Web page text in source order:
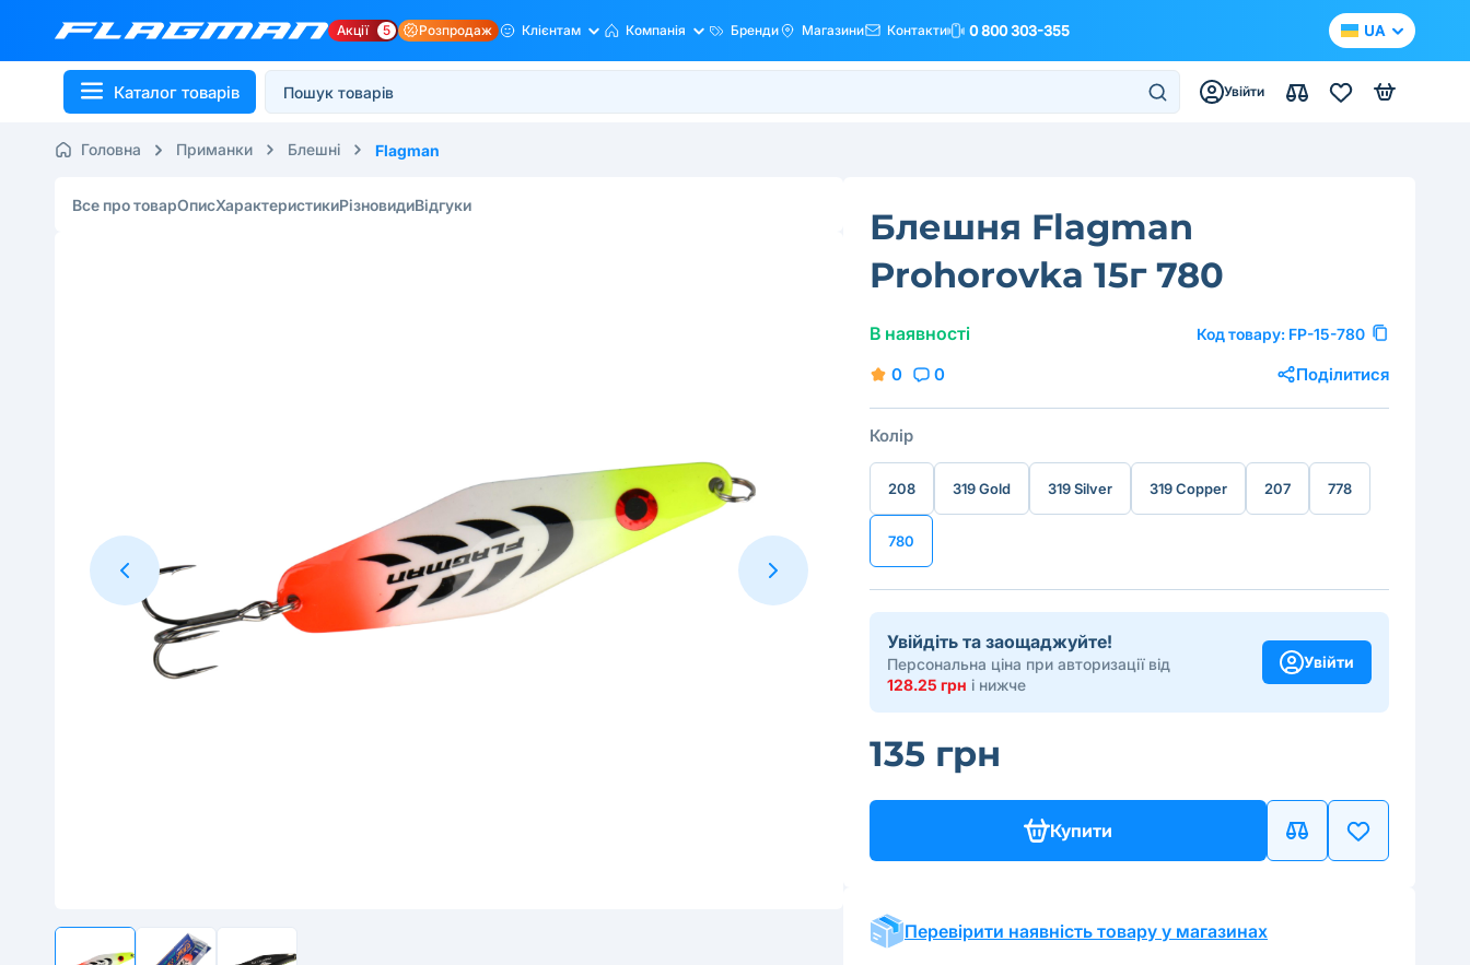
Акції 5 Розпродаж Клієнтам Компанія Бренди Магазини Контакти 0 800 303-355 UA
Каталог товарів Увійти
Головна Приманки Блешні Flagman
Все про товарОписХарактеристикиРізновидиВідгуки
Блешня Flagman
Prohorovka 15г 780
В наявності Код товару: FP-15-780
0 0 Поділитися
Колір
208 319 Gold 319 Silver 319 Copper 207 778
780
Увійдіть та заощаджуйте!
Персональна ціна при авторизації від
128.25 грн і нижче
Увійти
135 грн
Купити
Перевірити наявність товару у магазинах